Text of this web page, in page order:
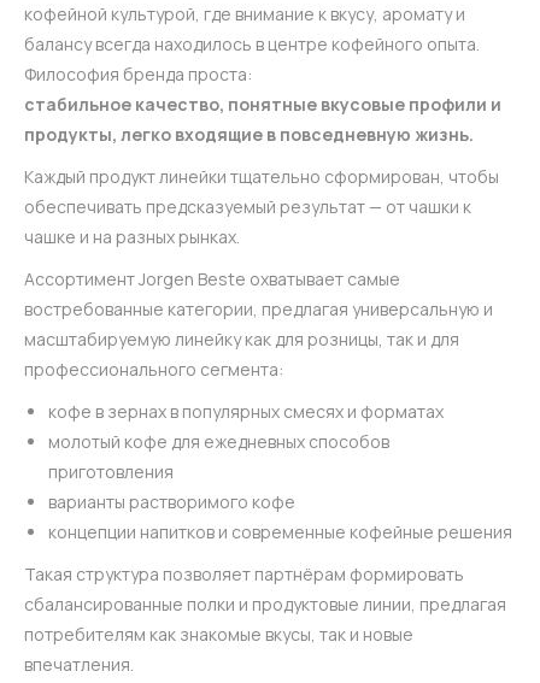
кофейной культурой, где внимание к вкусу, аромату и
балансу всегда находилось в центре кофейного опыта.
Философия бренда проста:
стабильное качество, понятные вкусовые профили и
продукты, легко входящие в повседневную жизнь.
Каждый продукт линейки тщательно сформирован, чтобы
обеспечивать предсказуемый результат — от чашки к
чашке и на разных рынках.
Ассортимент Jorgen Beste охватывает самые
востребованные категории, предлагая универсальную и
масштабируемую линейку как для розницы, так и для
профессионального сегмента:
кофе в зернах в популярных смесях и форматах
молотый кофе для ежедневных способов
приготовления
варианты растворимого кофе
концепции напитков и современные кофейные решения
Такая структура позволяет партнёрам формировать
сбалансированные полки и продуктовые линии, предлагая
потребителям как знакомые вкусы, так и новые
впечатления.